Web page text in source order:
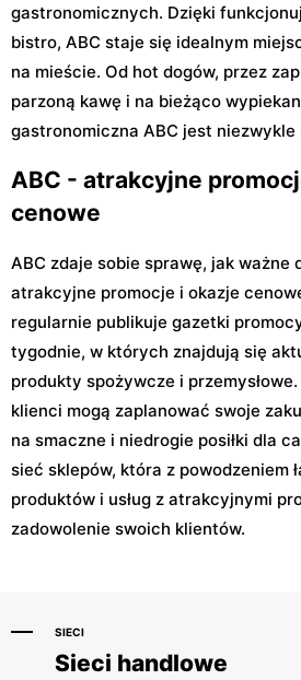
gastronomicznych. Dzięki
bistro, ABC staje się idealnym
na mieście. Od hot dogów, przez
parzoną kawę i na bieżąco
gastronomiczna ABC jest niezwykle
ABC - atrakcyjne
cenowe
ABC zdaje sobie sprawę, jak ważne
atrakcyjne promocje i okazje
regularnie publikuje gazetki
tygodnie, w których znajdują się
produkty spożywcze i
klienci mogą zaplanować swoje
na smaczne i niedrogie posiłki dla
sieć sklepów, która z powodzeniem
produktów i usług z atrakcyjnymi
zadowolenie swoich klientów.
SIECI
Sieci handlowe